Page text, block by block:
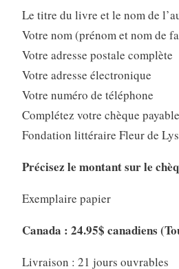
Le titre du livre et le nom de
Votre nom (prénom et nom de
Votre adresse postale complète
Votre adresse électronique
Votre numéro de téléphone
Complétez votre chèque
Fondation littéraire Fleur de
Précisez le montant sur le
Exemplaire papier
Canada : 24.95$ canadiens
Livraison : 21 jours ouvrables